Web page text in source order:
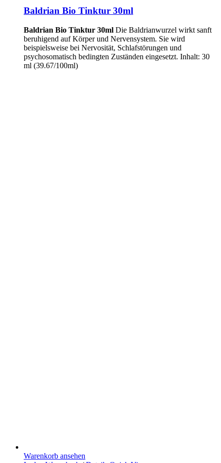
Baldrian Bio Tinktur 30ml
Baldrian Bio Tinktur 30ml Die Baldrianwurzel wirkt sanft
beruhigend auf Körper und Nervensystem. Sie wird
beispielsweise bei Nervosität, Schlafstörungen und
psychosomatisch bedingten Zuständen eingesetzt. Inhalt: 30
ml (39.67/100ml)
Warenkorb ansehen